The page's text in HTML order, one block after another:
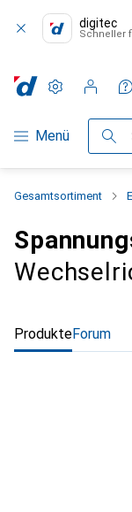
digitec
Schneller
Navigation nach
Menü Suche
Einstellungen
Kundenkonto
Vergleichslisten
Merklisten
Warenkorb
Gesamtsortiment
ProdukteForum